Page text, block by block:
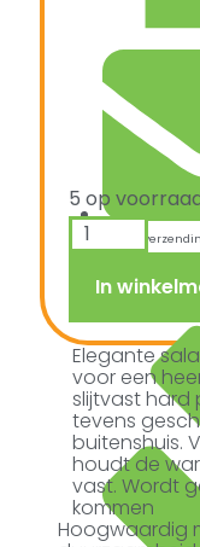
Snelle
5 op
In
Elegante
voor een
slijtvast hard
tevens
buitenshuis.
houdt de
vast. Wordt
kommen
Hoogwaardig